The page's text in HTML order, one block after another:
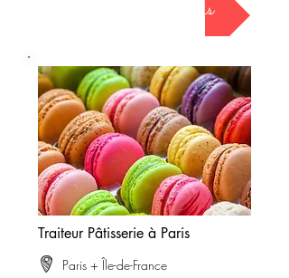
demander mon devis
Traiteur Pâtisserie à Paris
Paris + Île-de-France